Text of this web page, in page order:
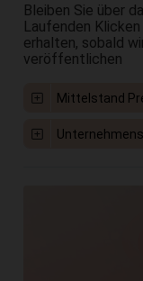
Bleiben Sie über
Laufenden
erhalten, sobald
veröffentlichen
Mittelstand